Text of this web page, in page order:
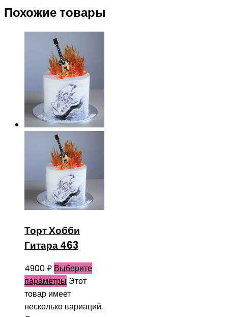
Похожие товары
Торт Хобби
Гитара 463
4900₽ Выберите
параметры Этот
товар имеет
несколько вариаций.